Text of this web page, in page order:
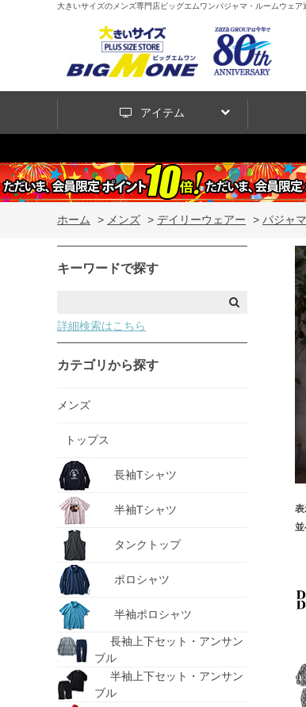
大きいサイズのメンズ専門店ビッグエムワンパジャマ・ルームウェア
アイテム
ホーム > メンズ > デイリーウェアー > パジャ
キーワードで探す
詳細検索はこちら
カテゴリから探す
メンズ
トップス
長袖Tシャツ
半袖Tシャツ
タンクトップ
ポロシャツ
半袖ポロシャツ
長袖上下セット・アンサン
ブル
半袖上下セット・アンサン
ブル
表
並